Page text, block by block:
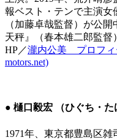
報ベスト・テンで主演女
（加藤卓哉監督）が公
天秤』（春本雄二郎監督
HP／瀧内公美 プロフィ
motors.net)
● 樋口毅宏 （ひぐち・た
1971年、東京都豊島区雑